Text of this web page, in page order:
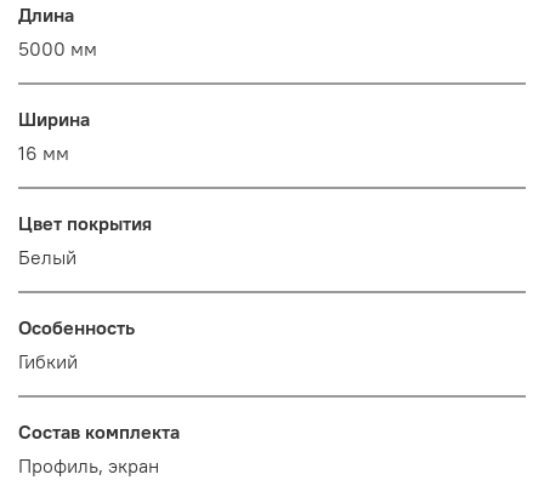
Длина
5000 мм
Ширина
16 мм
Цвет покрытия
Белый
Особенность
Гибкий
Состав комплекта
Профиль, экран